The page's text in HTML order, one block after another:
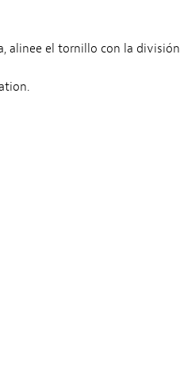
alinee el tornillo con la